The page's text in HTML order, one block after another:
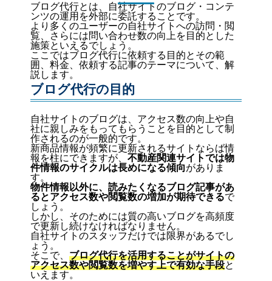
ブログ代行とは、自社サイトのブログ・コンテ
ンツの運用を外部に委託することです。
より多くのユーザーの自社サイトへの訪問・閲
覧、さらには問い合わせ数の向上を目的とした
施策といえるでしょう。
ここではブログ代行に依頼する目的とその範
囲、料金、依頼する記事のテーマについて、解
説します。
ブログ代行の目的
自社サイトのブログは、アクセス数の向上や自
社に親しみをもってもらうことを目的として制
作されるのが一般的です。
新商品情報が頻繁に更新されるサイトならば情
報を柱にできますが、 不動産関連サイトでは物
件情報のサイクルは長めになる傾向がありま
す。
物件情報以外に、読みたくなるブログ記事があ
るとアクセス数や閲覧数の増加が期待できるで
しょう。
しかし、そのためには質の高いブログを高頻度
で更新し続けなければなりません。
自社サイトのスタッフだけでは限界があるでし
ょう。
そこで、 ブログ代行を活用することがサイトの
アクセス数や閲覧数を増やす上で有効な手段と
いえます。